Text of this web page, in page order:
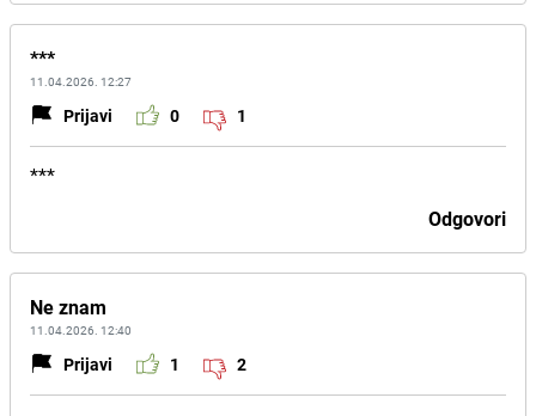
***
11.04.2026. 12:27
Prijavi 0 1
***
Odgovori
Ne znam
11.04.2026. 12:40
Prijavi 1 2